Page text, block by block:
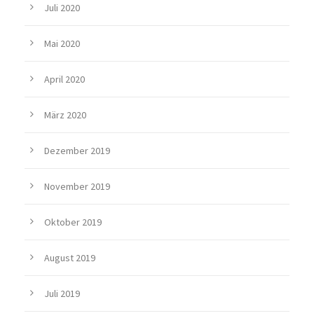
Juli 2020
Mai 2020
April 2020
März 2020
Dezember 2019
November 2019
Oktober 2019
August 2019
Juli 2019